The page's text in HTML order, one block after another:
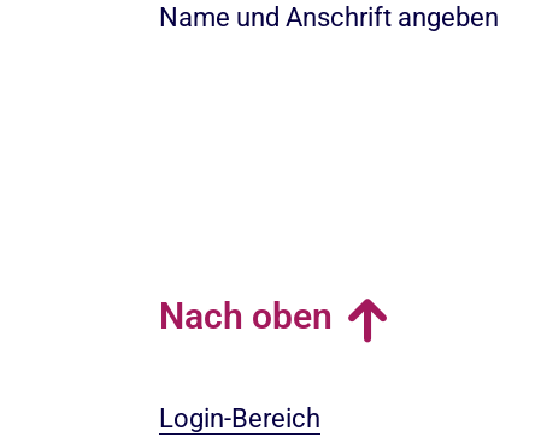
Name und Anschrift angeben
Nach oben
Login-Bereich